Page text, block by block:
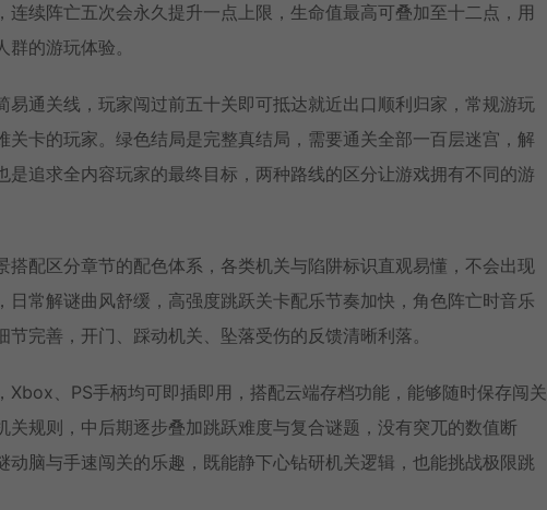
续阵亡五次会永久提升一点上限，生命值最高可叠加至十二点，用
的游玩体验。
通关线，玩家闯过前五十关即可抵达就近出口顺利归家，常规游玩
卡的玩家。绿色结局是完整真结局，需要通关全部一百层迷宫，解
追求全内容玩家的最终目标，两种路线的区分让游戏拥有不同的游
配区分章节的配色体系，各类机关与陷阱标识直观易懂，不会出现
常解谜曲风舒缓，高强度跳跃关卡配乐节奏加快，角色阵亡时音乐
完善，开门、踩动机关、坠落受伤的反馈清晰利落。
、PS手柄均可即插即用，搭配云端存档功能，能够随时保存闯关
规则，中后期逐步叠加跳跃难度与复合谜题，没有突兀的数值断
脑与手速闯关的乐趣，既能静下心钻研机关逻辑，也能挑战极限跳